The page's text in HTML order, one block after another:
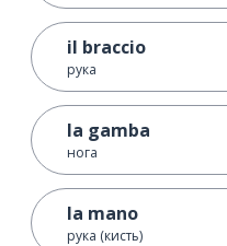
il braccio
рука
la gamba
нога
la mano
рука (кисть)